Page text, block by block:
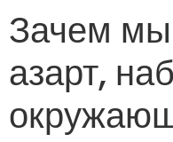
Зачем мы
азарт,